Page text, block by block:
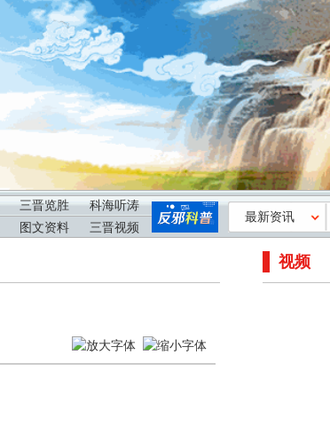
三晋览胜
科海听涛
图文资料 三晋视频
视频